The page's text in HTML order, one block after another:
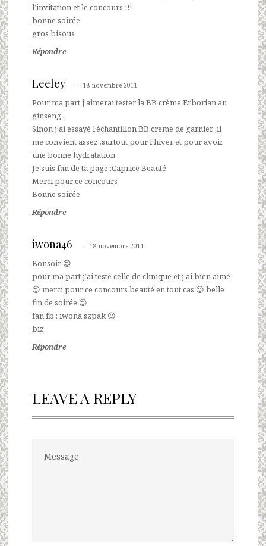
l’invitation et le concours !!!
bonne soirée
gros bisous
Répondre
Leeley 18 novembre 2011
Pour ma part j’aimerai tester la BB crème Erborian au
ginseng .
Sinon j’ai essayé l’échantillon BB crème de garnier ,il
me convient assez ,surtout pour l’hiver et pour avoir
une bonne hydratation .
Je suis fan de ta page :Caprice Beauté
Merci pour ce concours
Bonne soirée
Répondre
iwona46 18 novembre 2011
Bonsoir 😉
pour ma part j’ai testé celle de clinique et j’ai bien aimé
😉 merci pour ce concours beauté en tout cas 😉 belle
fin de soirée 😉
fan fb : iwona szpak 😉
biz
Répondre
LEAVE A REPLY